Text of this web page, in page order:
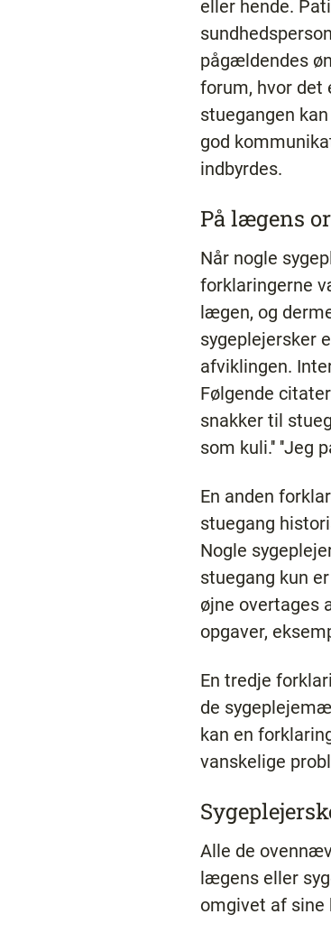
eller hende.
pågældendes
forum, hvor det
stuegangen
god
indbyrdes.
På lægens
Når nogle
forklaringerne
lægen, og
sygeplejersker
afviklingen.
Følgende
snakker til
som kuli.'' ''Jeg
En anden
stuegang
Nogle
stuegang kun
øjne overtages
opgaver,
En tredje
de
kan en
vanskelige
Alle de
lægens eller
omgivet af